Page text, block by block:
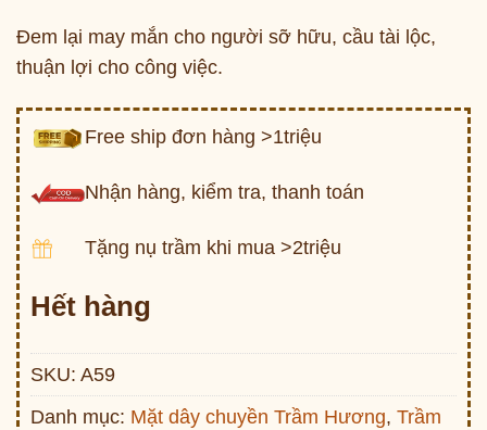
Đem lại may mắn cho người sỡ hữu, cầu tài lộc,
thuận lợi cho công việc.
Free ship đơn hàng >1triệu
Nhận hàng, kiểm tra, thanh toán
Tặng nụ trầm khi mua >2triệu
Hết hàng
SKU: A59
Danh mục: Mặt dây chuyền Trầm Hương, Trầm